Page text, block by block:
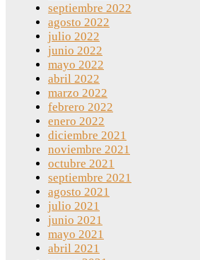
septiembre 2022
agosto 2022
julio 2022
junio 2022
mayo 2022
abril 2022
marzo 2022
febrero 2022
enero 2022
diciembre 2021
noviembre 2021
octubre 2021
septiembre 2021
agosto 2021
julio 2021
junio 2021
mayo 2021
abril 2021